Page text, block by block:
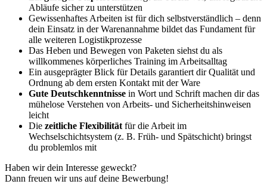
Abläufe sicher zu unterstützen
Gewissenhaftes Arbeiten ist für dich selbstverständlich – denn
dein Einsatz in der Warenannahme bildet das Fundament für
alle weiteren Logistikprozesse
Das Heben und Bewegen von Paketen siehst du als
willkommenes körperliches Training im Arbeitsalltag
Ein ausgeprägter Blick für Details garantiert dir Qualität und
Ordnung ab dem ersten Kontakt mit der Ware
Gute Deutschkenntnisse in Wort und Schrift machen dir das
mühelose Verstehen von Arbeits- und Sicherheitshinweisen
leicht
Die zeitliche Flexibilität für die Arbeit im
Wechselschichtsystem (z. B. Früh- und Spätschicht) bringst
du problemlos mit
Haben wir dein Interesse geweckt?
Dann freuen wir uns auf deine Bewerbung!